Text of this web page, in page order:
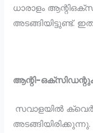
ധാരാളം
അടങ്ങിയിട്ടുണ്ട്.
ആന്റി-
സവാളയിൽ